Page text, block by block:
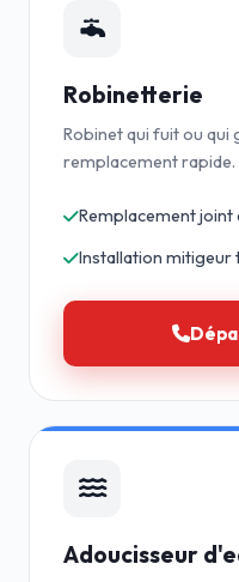
Robinetterie
Robinet qui fuit ou qui
remplacement rapide.
Remplacement joint
Installation mitigeur
Adoucisseur